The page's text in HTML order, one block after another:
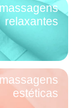
massagens
relaxantes
massagens
estéticas